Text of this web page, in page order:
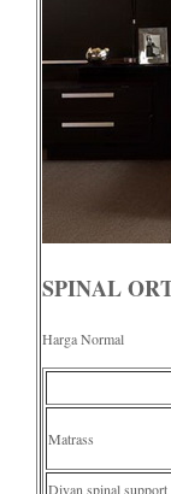
SPINAL
Harga Normal
Matrass
Divan spinal support